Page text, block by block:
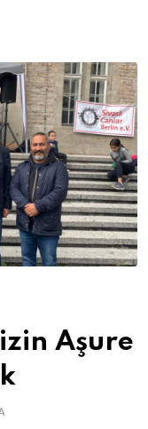
Aşure